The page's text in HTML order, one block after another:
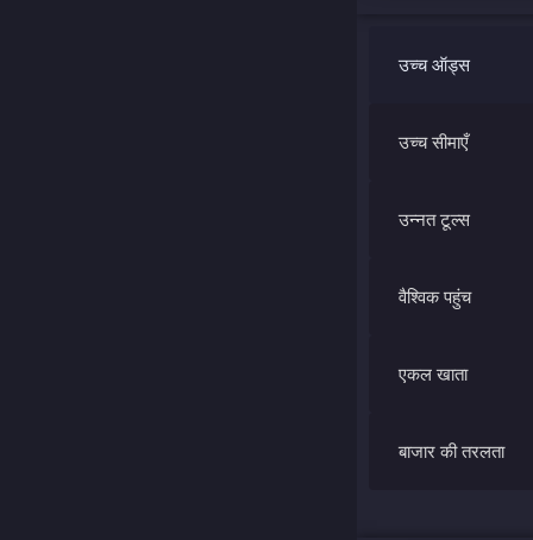
उच्च ऑड्स
उच्च सीमाएँ
उन्नत टूल्स
वैश्विक पहुंच
एकल खाता
बाजार की तरलता